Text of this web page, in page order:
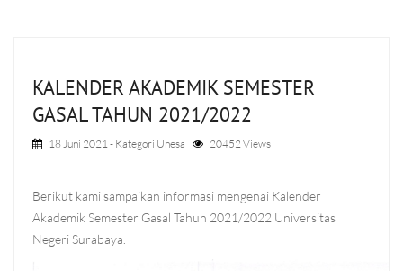
KALENDER AKADEMIK SEMESTER
GASAL TAHUN 2021/2022
18 Juni 2021- Kategori Unesa 20452 Views
Berikut kami sampaikan informasi mengenai Kalender
Akademik Semester Gasal Tahun 2021/2022 Universitas
Negeri Surabaya.